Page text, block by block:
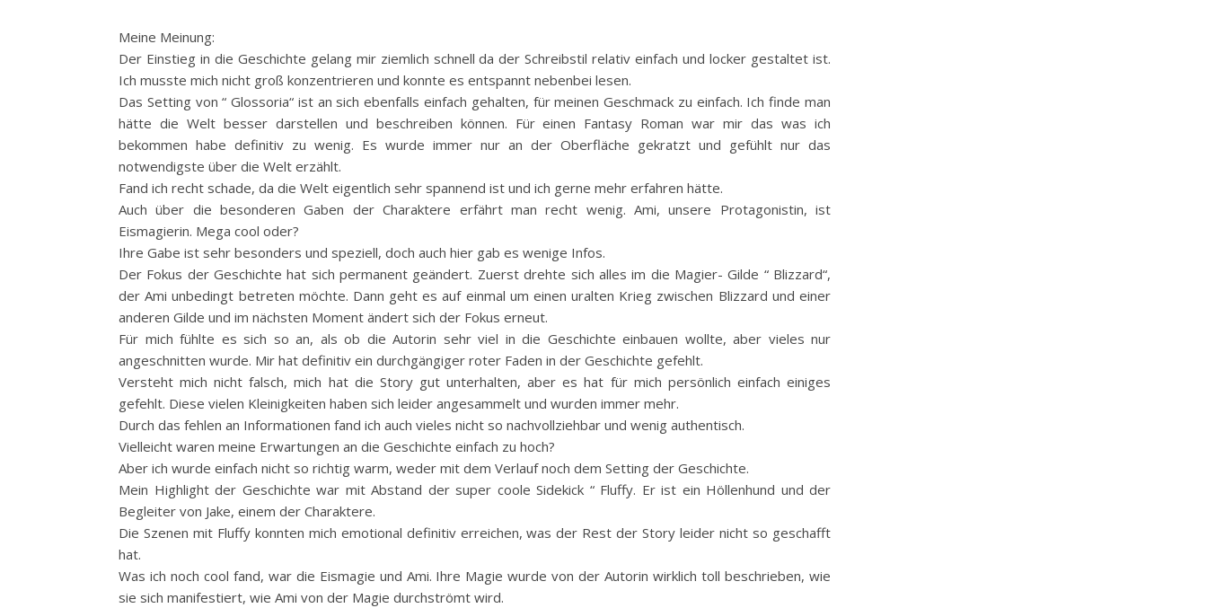
Meine Meinung:
Der Einstieg in die Geschichte gelang mir ziemlich schnell da der Schreibstil relativ einfach und locker gestaltet ist.
Ich musste mich nicht groß konzentrieren und konnte es entspannt nebenbei lesen.
Das Setting von “ Glossoria“ ist an sich ebenfalls einfach gehalten, für meinen Geschmack zu einfach. Ich finde man
hätte die Welt besser darstellen und beschreiben können. Für einen Fantasy Roman war mir das was ich
bekommen habe definitiv zu wenig. Es wurde immer nur an der Oberfläche gekratzt und gefühlt nur das
notwendigste über die Welt erzählt.
Fand ich recht schade, da die Welt eigentlich sehr spannend ist und ich gerne mehr erfahren hätte.
Auch über die besonderen Gaben der Charaktere erfährt man recht wenig. Ami, unsere Protagonistin, ist
Eismagierin. Mega cool oder?
Ihre Gabe ist sehr besonders und speziell, doch auch hier gab es wenige Infos.
Der Fokus der Geschichte hat sich permanent geändert. Zuerst drehte sich alles im die Magier- Gilde “ Blizzard“,
der Ami unbedingt betreten möchte. Dann geht es auf einmal um einen uralten Krieg zwischen Blizzard und einer
anderen Gilde und im nächsten Moment ändert sich der Fokus erneut.
Für mich fühlte es sich so an, als ob die Autorin sehr viel in die Geschichte einbauen wollte, aber vieles nur
angeschnitten wurde. Mir hat definitiv ein durchgängiger roter Faden in der Geschichte gefehlt.
Versteht mich nicht falsch, mich hat die Story gut unterhalten, aber es hat für mich persönlich einfach einiges
gefehlt. Diese vielen Kleinigkeiten haben sich leider angesammelt und wurden immer mehr.
Durch das fehlen an Informationen fand ich auch vieles nicht so nachvollziehbar und wenig authentisch.
Vielleicht waren meine Erwartungen an die Geschichte einfach zu hoch?
Aber ich wurde einfach nicht so richtig warm, weder mit dem Verlauf noch dem Setting der Geschichte.
Mein Highlight der Geschichte war mit Abstand der super coole Sidekick “ Fluffy. Er ist ein Höllenhund und der
Begleiter von Jake, einem der Charaktere.
Die Szenen mit Fluffy konnten mich emotional definitiv erreichen, was der Rest der Story leider nicht so geschafft
hat.
Was ich noch cool fand, war die Eismagie und Ami. Ihre Magie wurde von der Autorin wirklich toll beschrieben, wie
sie sich manifestiert, wie Ami von der Magie durchströmt wird.